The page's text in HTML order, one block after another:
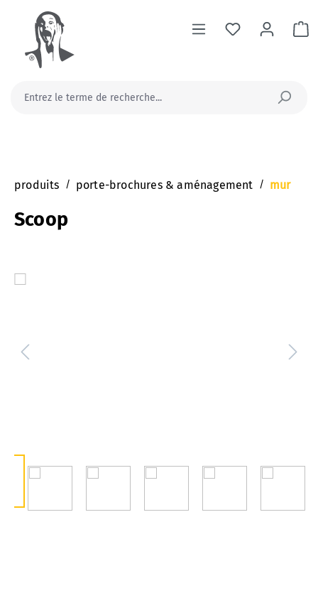
principal
produits / porte-brochures & aménagement / mur
Scoop